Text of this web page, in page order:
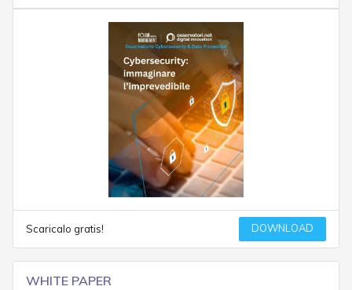
Scaricalo gratis! DOWNLOAD
WHITE PAPER